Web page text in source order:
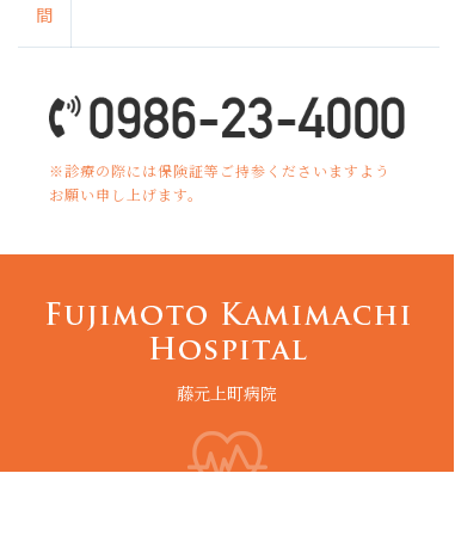
間
※診療の際には保険証等ご持参くださいますよう
お願い申し上げます。
藤元上町病院